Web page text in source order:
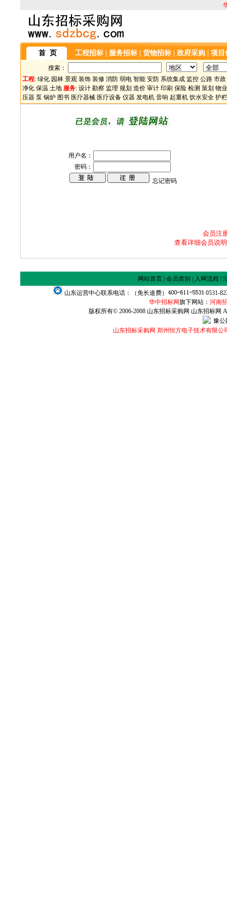
首 页 工程招标 服务招标 货物招标 政府采购 项目
搜索：
工程: 绿化 园林 景观 装饰 装修 消防 弱电 智能 安防 系统集成 监控 公路 市政
净化 保温 土地 服务: 设计 勘察 监理 规划 造价 审计 印刷 保险 检测 策划 物业
压器 泵 锅炉 图书 医疗器械 医疗设备 仪器 发电机 音响 起重机 饮水安全 护栏
用户名：
密码：
忘记密码
会员注
查看详细会员说
网站首页| 会员类别 入网流程
山东运营中心联系电话：（免长途费）
0531-
华中招标网旗下网站： 河南
版权所有© 2006-2008 山东招标采购网 山东招标网
豫公
山东招标采购网 郑州恒方电子技术有限